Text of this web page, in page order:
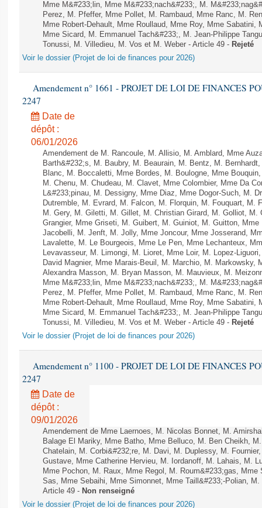
Mme M&#233;lin, Mme M&#233;nach&#233;, M.
Perez, M. Pfeffer, Mme Pollet, M. Rambaud, Mme Ranc, M.
Mme Robert-Dehault, Mme Roullaud, Mme Roy, Mme
Mme Sicard, M. Emmanuel Tach&#233;, M. Jean-Philippe
Tonussi, M. Villedieu, M. Vos et M. Weber - Article 49 - Rejeté
Voir le dossier (Projet de loi de finances pour 2026)
Amendement n° 1661 - PROJET DE LOI DE FINANCES
2247
Date de
dépôt :
06/01/2026
Amendement de M. Rancoule, M. Allisio, M. Amblard, Mme
Barth&#232;s, M. Baubry, M. Beaurain, M. Bentz, M.
Blanc, M. Boccaletti, Mme Bordes, M. Boulogne, Mme
M. Chenu, M. Chudeau, M. Clavet, Mme Colombier, Mme Da
L&#233;pinau, M. Dessigny, Mme Diaz, Mme Dogor-Such, M.
Dutremble, M. Evrard, M. Falcon, M. Florquin, M. Fouquart, M.
M. Gery, M. Giletti, M. Gillet, M. Christian Girard, M. Golliot, M.
Grangier, Mme Griseti, M. Guibert, M. Guiniot, M. Guitton,
Jacobelli, M. Jenft, M. Jolly, Mme Joncour, Mme Josserand,
Lavalette, M. Le Bourgeois, Mme Le Pen, Mme Lechanteux,
Levavasseur, M. Limongi, M. Lioret, Mme Loir, M. Lopez-
David Magnier, Mme Marais-Beuil, M. Marchio, M. Markowsky,
Alexandra Masson, M. Bryan Masson, M. Mauvieux, M.
Mme M&#233;lin, Mme M&#233;nach&#233;, M.
Perez, M. Pfeffer, Mme Pollet, M. Rambaud, Mme Ranc, M.
Mme Robert-Dehault, Mme Roullaud, Mme Roy, Mme
Mme Sicard, M. Emmanuel Tach&#233;, M. Jean-Philippe
Tonussi, M. Villedieu, M. Vos et M. Weber - Article 49 - Rejeté
Voir le dossier (Projet de loi de finances pour 2026)
Amendement n° 1100 - PROJET DE LOI DE FINANCES
2247
Date de
dépôt :
09/01/2026
Amendement de Mme Laernoes, M. Nicolas Bonnet, M.
Balage El Mariky, Mme Batho, Mme Belluco, M. Ben Cheikh,
Chatelain, M. Corbi&#232;re, M. Davi, M. Duplessy, M.
Gustave, Mme Catherine Hervieu, M. Iordanoff, M. Lahais, M.
Mme Pochon, M. Raux, Mme Regol, M. Roum&#233;gas,
Sas, Mme Sebaihi, Mme Simonnet, Mme Taill&#233;-Polian,
Article 49 - Non renseigné
Voir le dossier (Projet de loi de finances pour 2026)